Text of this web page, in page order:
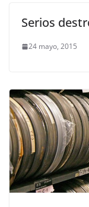
Serios
24 mayo, 2015